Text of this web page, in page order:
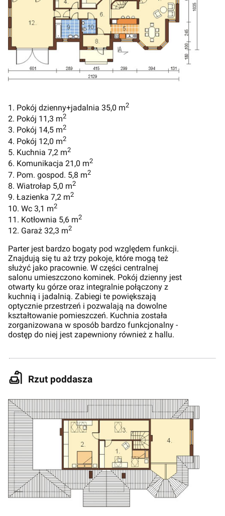
1. Pokój dzienny+jadalnia 35,0 m2
2. Pokój 11,3 m2
3. Pokój 14,5 m2
4. Pokój 12,0 m2
5. Kuchnia 7,2 m2
6. Komunikacja 21,0 m2
7. Pom. gospod. 5,8 m2
8. Wiatrołap 5,0 m2
9. Łazienka 7,2 m2
10. Wc 3,1 m2
11. Kotłownia 5,6 m2
12. Garaż 32,3 m2
Parter jest bardzo bogaty pod względem funkcji.
Znajdują się tu aż trzy pokoje, które mogą też
służyć jako pracownie. W części centralnej
salonu umieszczono kominek. Pokój dzienny jest
otwarty ku górze oraz integralnie połączony z
kuchnią i jadalnią. Zabiegi te powiększają
optycznie przestrzeń i pozwalają na dowolne
kształtowanie pomieszczeń. Kuchnia została
zorganizowana w sposób bardzo funkcjonalny -
dostęp do niej jest zapewniony również z hallu.
Rzut poddasza